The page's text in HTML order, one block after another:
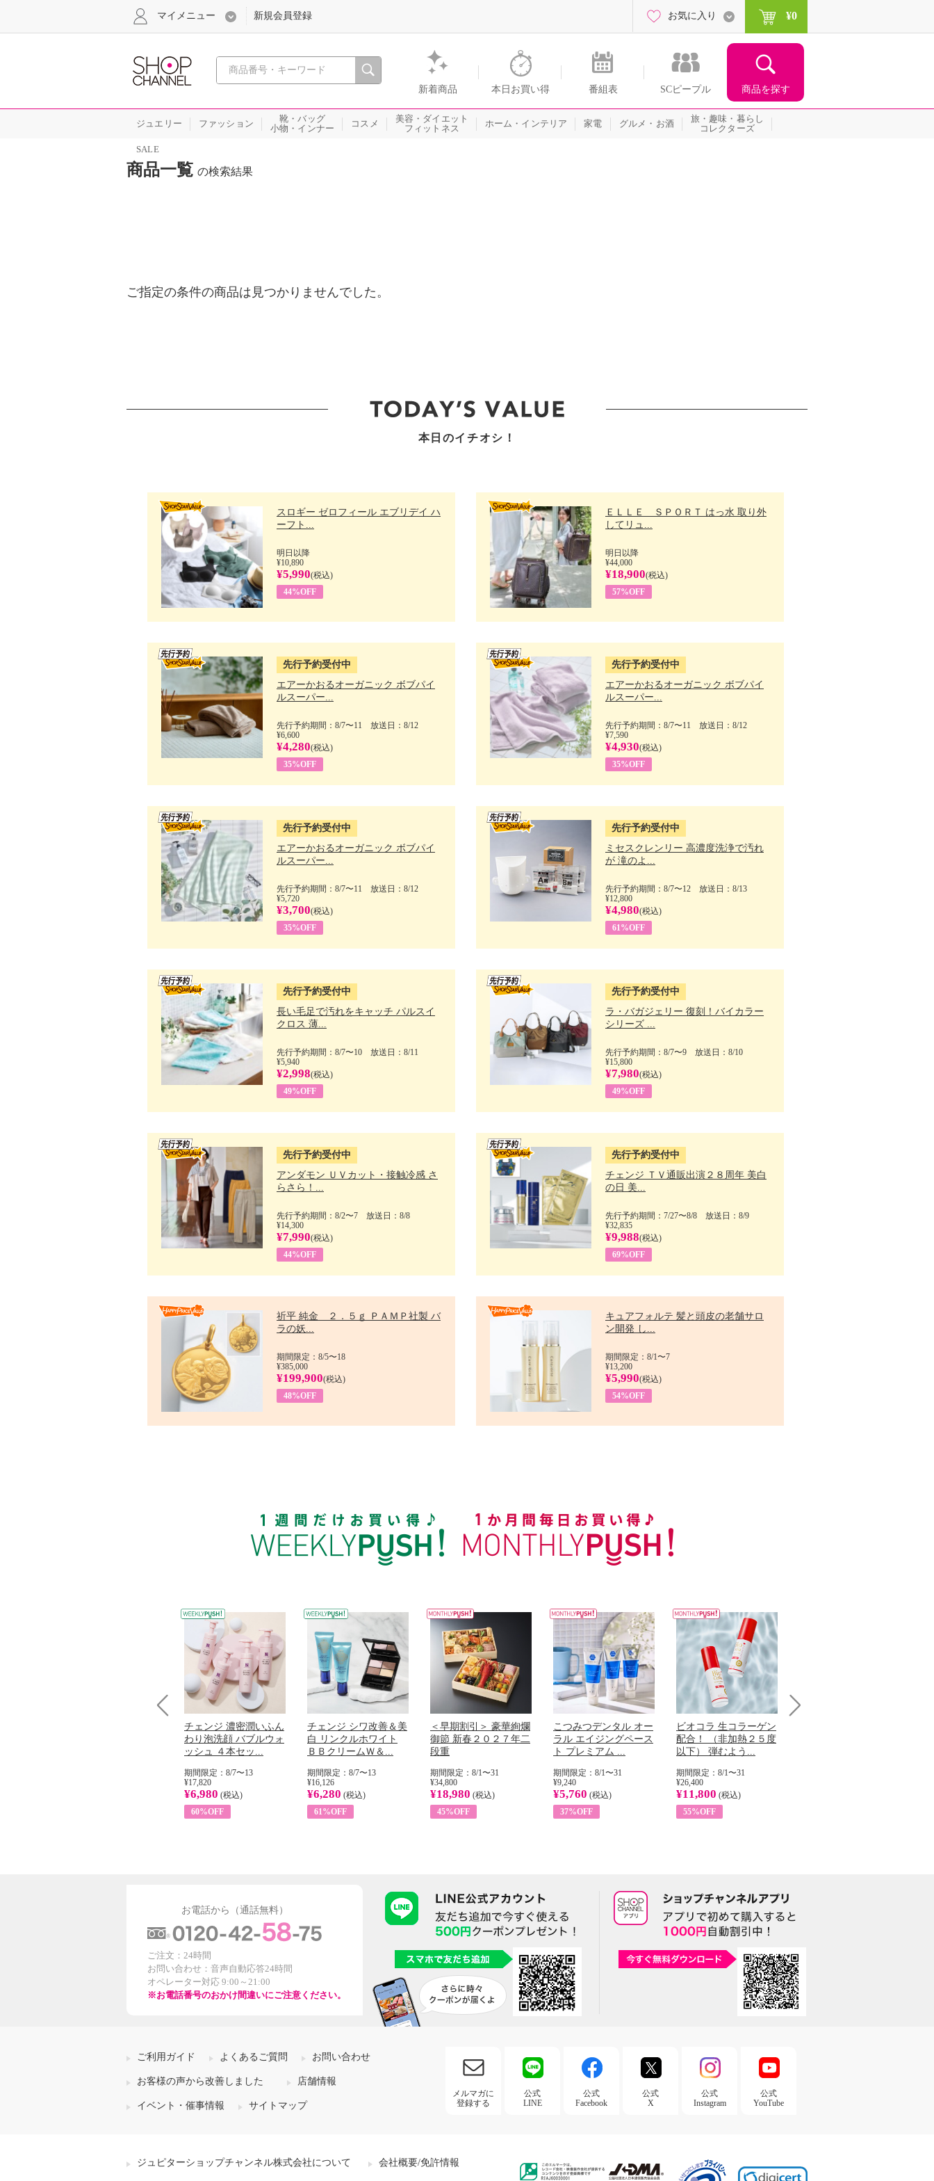
心おどる、瞬間を。通販・テレビショッピングのショップチャンネル
新着商品 本日お買い得 番組表 SCピープル 商品を探す
マイメニュー 新規会員登録 お気に入り ¥0
ジュエリー ファッション
靴・バッグ
小物・インナー
コスメ
美容・ダイエット
フィットネス
ホーム・インテリア 家電 グルメ・お酒
旅・趣味・暮らし
コレクターズ
SALE
商品一覧 の検索結果
ご指定の条件の商品は見つかりませんでした。
本日のイチオシ！
スロギー ゼロフィール エブリデイ ハ
ーフト...
明日以降
¥10,890
¥5,990(税込)
44%OFF
ＥＬＬＥ ＳＰＯＲＴ はっ水 取り外
してリュ...
明日以降
¥44,000
¥18,900(税込)
57%OFF
先行予約受付中
エアーかおるオーガニック ボブパイ
ルスーパー...
先行予約期間：8/7〜11 放送日：8/12
¥6,600
¥4,280(税込)
35%OFF
先行予約受付中
エアーかおるオーガニック ボブパイ
ルスーパー...
先行予約期間：8/7〜11 放送日：8/12
¥7,590
¥4,930(税込)
35%OFF
先行予約受付中
エアーかおるオーガニック ボブパイ
ルスーパー...
先行予約期間：8/7〜11 放送日：8/12
¥5,720
¥3,700(税込)
35%OFF
先行予約受付中
ミセスクレンリー 高濃度洗浄で汚れ
が 滝のよ...
先行予約期間：8/7〜12 放送日：8/13
¥12,800
¥4,980(税込)
61%OFF
先行予約受付中
長い毛足で汚れをキャッチ パルスイ
クロス 薄...
先行予約期間：8/7〜10 放送日：8/11
¥5,940
¥2,998(税込)
49%OFF
先行予約受付中
ラ・バガジェリー 復刻！バイカラー
シリーズ ...
先行予約期間：8/7〜9 放送日：8/10
¥15,800
¥7,980(税込)
49%OFF
先行予約受付中
アンダモン ＵＶカット・接触冷感 さ
らさら！...
先行予約期間：8/2〜7 放送日：8/8
¥14,300
¥7,990(税込)
44%OFF
先行予約受付中
チェンジ ＴＶ通販出演２８周年 美白
の日 美...
先行予約期間：7/27〜8/8 放送日：8/9
¥32,835
¥9,988(税込)
69%OFF
祈平 純金 ２．５ｇ ＰＡＭＰ社製 バ
ラの妖...
期間限定：8/5〜18
¥385,000
¥199,900(税込)
48%OFF
キュアフォルテ 髪と頭皮の老舗サロ
ン開発 し...
期間限定：8/1〜7
¥13,200
¥5,990(税込)
54%OFF
チェンジ 濃密潤いふん
わり泡洗顔 バブルウォ
ッシュ ４本セッ...
期間限定：8/7〜13
¥17,820
¥6,980 (税込)
60%OFF
チェンジ シワ改善＆美
白 リンクルホワイト
ＢＢクリームＷ＆...
期間限定：8/7〜13
¥16,126
¥6,280 (税込)
61%OFF
＜早期割引＞ 豪華絢爛
御節 新春２０２７年二
段重
期間限定：8/1〜31
¥34,800
¥18,980 (税込)
45%OFF
こつみつデンタル オー
ラル エイジングペース
ト プレミアム ...
期間限定：8/1〜31
¥9,240
¥5,760 (税込)
37%OFF
ビオコラ 生コラーゲン
配合！ （非加熱２５度
以下） 弾むよう...
期間限定：8/1〜31
¥26,400
¥11,800 (税込)
55%OFF
お電話から（通話無料）
ご注文：24時間
お問い合わせ：音声自動応答24時間
オペレーター対応 9:00～21:00
※お電話番号のおかけ間違いにご注意ください。
ご利用ガイド よくあるご質問 お問い合わせ
お客様の声から改善しました 店舗情報
イベント・催事情報 サイトマップ
メルマガに
登録する
公式
LINE
公式
Facebook
公式
X
公式
Instagram
公式
YouTube
ジュピターショップチャンネル株式会社について 会社概要/免許情報